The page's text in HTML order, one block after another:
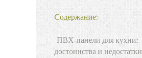
Содержание:
ПВХ-панели для кухни:
достоинства и недостатки